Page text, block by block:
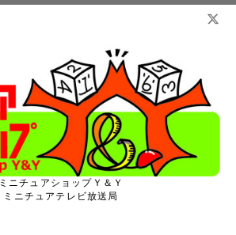
ミニチュアショップＹ＆Ｙ
ミニチュアテレビ放送局